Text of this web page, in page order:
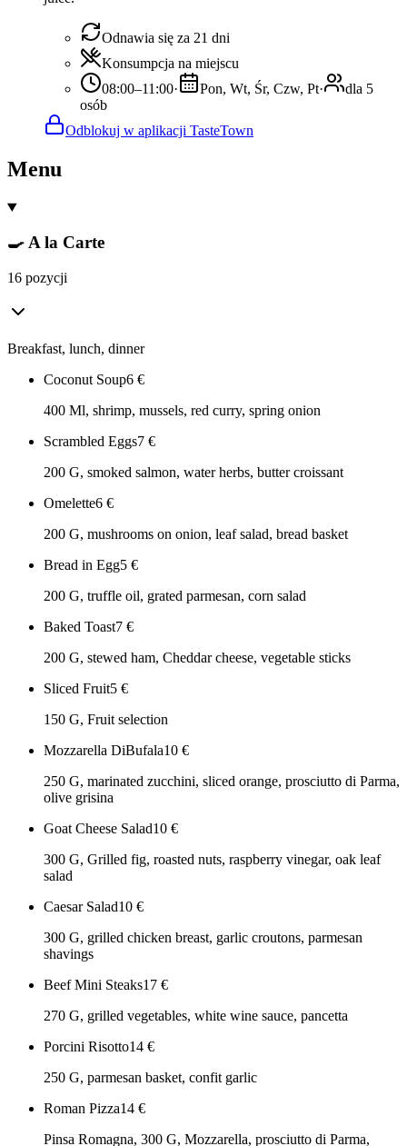
Odnawia się za 21 dni
Konsumpcja na miejscu
08:00–11:00· Pon, Wt, Śr, Czw, Pt·
dla 5
osób
Odblokuj w aplikacji TasteTown
Menu
🍳 A la Carte
16 pozycji
Breakfast, lunch, dinner
Coconut Soup6 €
400 Ml, shrimp, mussels, red curry, spring onion
Scrambled Eggs7 €
200 G, smoked salmon, water herbs, butter croissant
Omelette6 €
200 G, mushrooms on onion, leaf salad, bread basket
Bread in Egg5 €
200 G, truffle oil, grated parmesan, corn salad
Baked Toast7 €
200 G, stewed ham, Cheddar cheese, vegetable sticks
Sliced Fruit5 €
150 G, Fruit selection
Mozzarella DiBufala10 €
250 G, marinated zucchini, sliced orange, prosciutto di Parma,
olive grisina
Goat Cheese Salad10 €
300 G, Grilled fig, roasted nuts, raspberry vinegar, oak leaf
salad
Caesar Salad10 €
300 G, grilled chicken breast, garlic croutons, parmesan
shavings
Beef Mini Steaks17 €
270 G, grilled vegetables, white wine sauce, pancetta
Porcini Risotto14 €
250 G, parmesan basket, confit garlic
Roman Pizza14 €
Pinsa Romagna, 300 G, Mozzarella, prosciutto di Parma,